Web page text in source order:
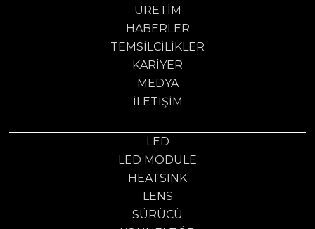
ÜRETIM
HABERLER
TEMSILCILIKLER
KARIYER
MEDYA
İLETIŞIM
LED
LED MODULE
HEATSINK
LENS
SÜRÜCÜ